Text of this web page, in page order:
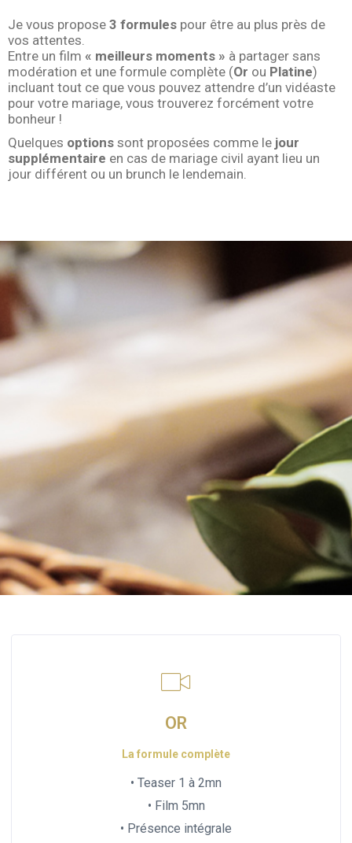
Je vous propose 3 formules pour être au plus près de
vos attentes.
Entre un film « meilleurs moments » à partager sans
modération et une formule complète (Or ou Platine)
incluant tout ce que vous pouvez attendre d’un vidéaste
pour votre mariage, vous trouverez forcément votre
bonheur !
Quelques options sont proposées comme le jour
supplémentaire en cas de mariage civil ayant lieu un
jour différent ou un brunch le lendemain.
OR
La formule complète
• Teaser 1 à 2mn
• Film 5mn
• Présence intégrale